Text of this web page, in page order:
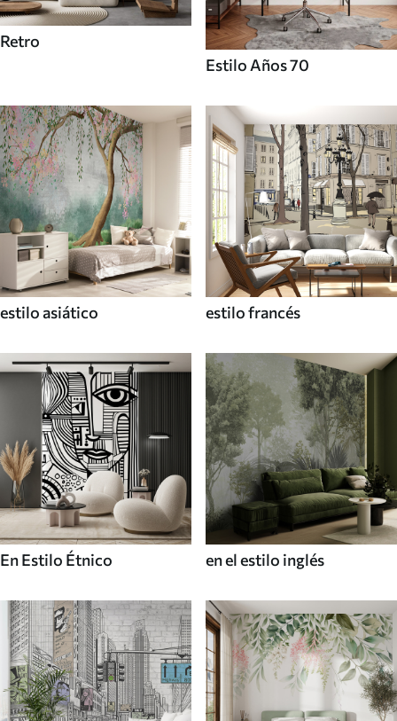
Retro
Estilo Años 70
estilo asiático estilo francés
En Estilo Étnico en el estilo inglés